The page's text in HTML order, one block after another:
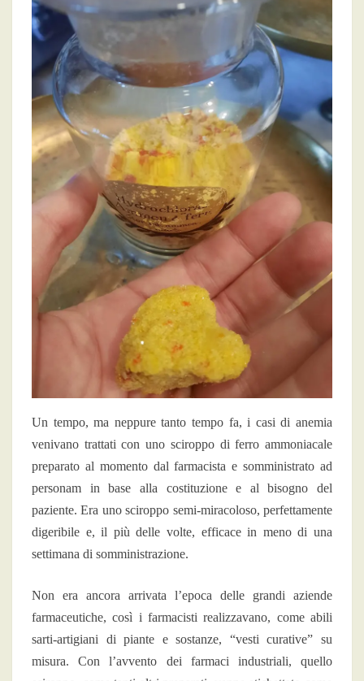
Un tempo, ma neppure tanto tempo fa, i casi di anemia
venivano trattati con uno sciroppo di ferro ammoniacale
preparato al momento dal farmacista e somministrato ad
personam in base alla costituzione e al bisogno del
paziente. Era uno sciroppo semi-miracoloso, perfettamente
digeribile e, il più delle volte, efficace in meno di una
settimana di somministrazione.
Non era ancora arrivata l’epoca delle grandi aziende
farmaceutiche, così i farmacisti realizzavano, come abili
sarti-artigiani di piante e sostanze, “vesti curative” su
misura. Con l’avvento dei farmaci industriali, quello